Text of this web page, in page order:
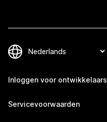
Inloggen voor ontwikkelaars
Servicevoorwaarden